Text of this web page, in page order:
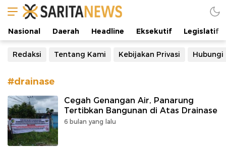
Manifestasi Arus Kebenaran
Nasional Daerah Headline Eksekutif Legislatif
Redaksi Tentang Kami Kebijakan Privasi Hubungi
#drainase
Cegah Genangan Air, Panarung
Tertibkan Bangunan di Atas Drainase
6 bulan yang lalu